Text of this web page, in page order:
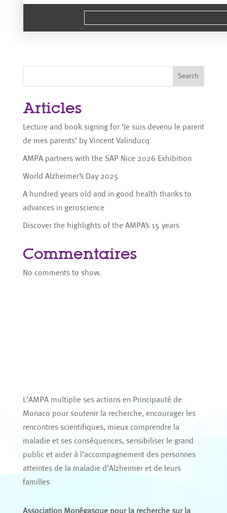
Search
Articles
Lecture and book signing for ‘Je suis devenu le parent
de mes parents’ by Vincent Valinducq
AMPA partners with the SAP Nice 2026 Exhibition
World Alzheimer’s Day 2025
A hundred years old and in good health thanks to
advances in geroscience
Discover the highlights of the AMPA’s 15 years
Commentaires
No comments to show.
L’AMPA multiplie ses actions en Principauté de
Monaco pour soutenir la recherche, encourager les
rencontres scientifiques, mieux comprendre la
maladie et ses conséquences, sensibiliser le grand
public et aider à l’accompagnement des personnes
atteintes de la maladie d’Alzheimer et de leurs
familles
Association Monégasque pour la recherche sur la